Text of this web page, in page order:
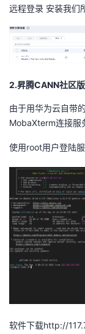
远程登录 安装我们
2.昇腾CANN社区
由于用华为云自带
MobaXterm连接服
使用root用户登陆
软件下载http://